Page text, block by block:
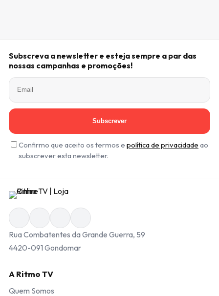
Subscreva a newsletter e esteja sempre a par das
nossas campanhas e promoções!
Subscrever
Confirmo que aceito os termos e política de privacidade ao
subscrever esta newsletter.
Rua Combatentes da Grande Guerra, 59
4420-091 Gondomar
A Ritmo TV
Quem Somos